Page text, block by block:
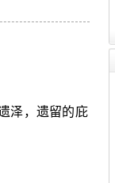
泽，遗留的庇